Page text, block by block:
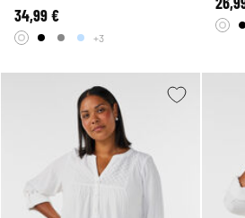
34,99 €
+3